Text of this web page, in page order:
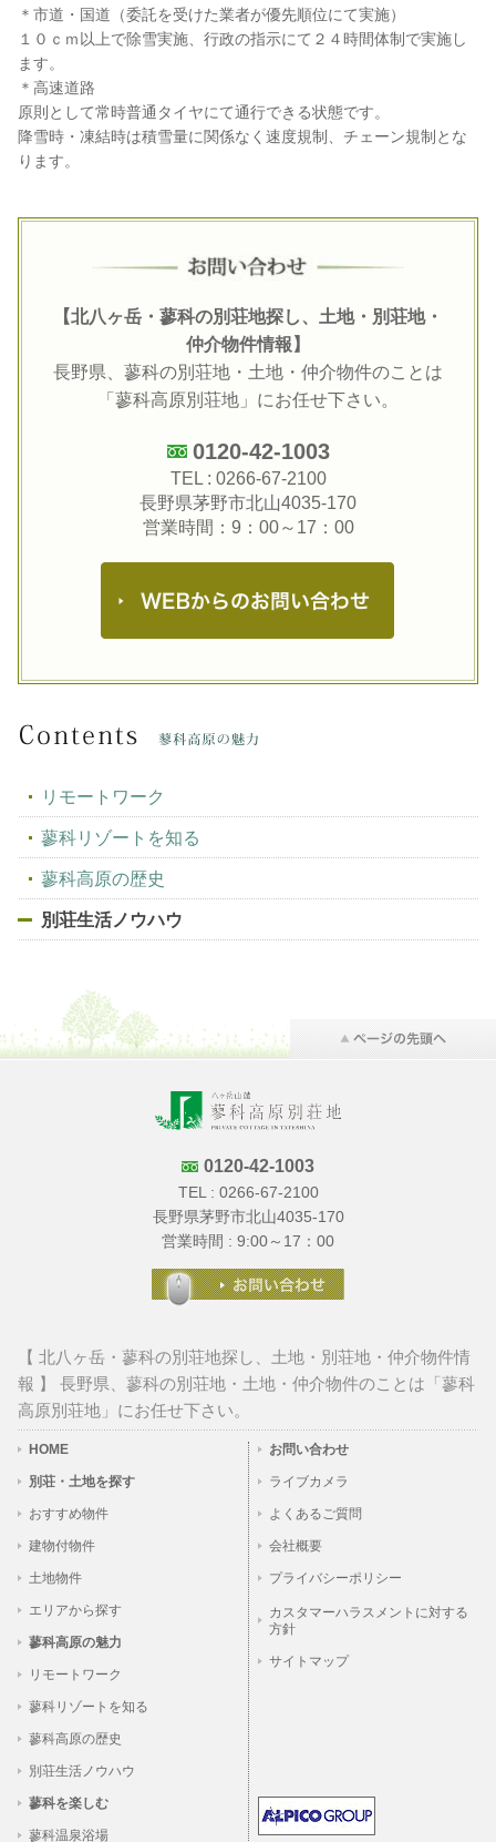
＊市道・国道（委託を受けた業者が優先順位にて実施）
１０ｃｍ以上で除雪実施、行政の指示にて２４時間体制で実施し
ます。
＊高速道路
原則として常時普通タイヤにて通行できる状態です。
降雪時・凍結時は積雪量に関係なく速度規制、チェーン規制とな
ります。
【北八ヶ岳・蓼科の別荘地探し、土地・別荘地・
仲介物件情報】
長野県、蓼科の別荘地・土地・仲介物件のことは
「蓼科高原別荘地」にお任せ下さい。
0120-42-1003
TEL : 0266-67-2100
長野県茅野市北山4035-170
営業時間：9：00～17：00
リモートワーク
蓼科リゾートを知る
蓼科高原の歴史
別荘生活ノウハウ
0120-42-1003
TEL : 0266-67-2100
長野県茅野市北山4035-170
営業時間 : 9:00～17：00
【 北八ヶ岳・蓼科の別荘地探し、土地・別荘地・仲介物件情
報 】 長野県、蓼科の別荘地・土地・仲介物件のことは「蓼科
高原別荘地」にお任せ下さい。
HOME
別荘・土地を探す
おすすめ物件
建物付物件
土地物件
エリアから探す
蓼科高原の魅力
リモートワーク
蓼科リゾートを知る
蓼科高原の歴史
別荘生活ノウハウ
蓼科を楽しむ
蓼科温泉浴場
お問い合わせ
ライブカメラ
よくあるご質問
会社概要
プライバシーポリシー
カスタマーハラスメントに対する
方針
サイトマップ